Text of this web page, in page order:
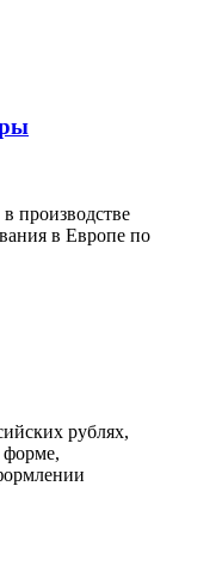
производстве
в Европе по
рублях,
форме,